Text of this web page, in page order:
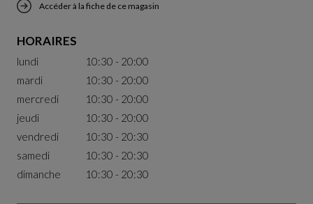
Accéder à la fiche de ce magasin
HORAIRES
lundi
10:30 - 20:00
mardi
10:30 - 20:00
mercredi
10:30 - 20:00
jeudi
10:30 - 20:00
vendredi
10:30 - 20:30
samedi
10:30 - 20:30
dimanche
10:30 - 20:30